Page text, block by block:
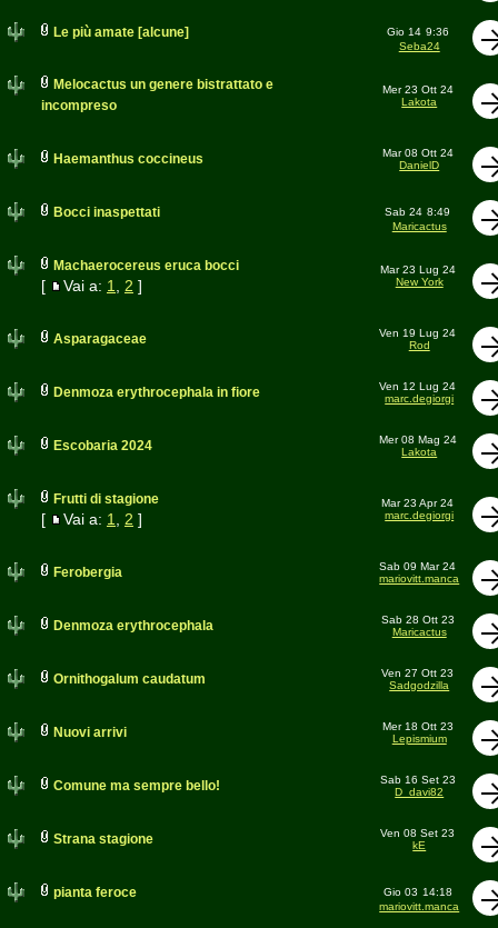
Le più amate [alcune] Gio 14 9:36
Seba24
Melocactus un genere bistrattato e
incompreso
Mer 23 Ott 24
Lakota
Haemanthus coccineus
Mar 08 Ott 24
DanielD
Bocci inaspettati Sab 24 8:49
Maricactus
Machaerocereus eruca bocci
[ Vai a: 1 2 ]
Mar 23 Lug 24
New York
Asparagaceae
Ven 19 Lug 24
Rod
Denmoza erythrocephala in fiore
Ven 12 Lug 24
marc.degiorgi
Escobaria 2024
Mer 08 Mag 24
Lakota
Frutti di stagione
[ Vai a: 1 2 ]
Mar 23 Apr 24
marc.degiorgi
Ferobergia
Sab 09 Mar 24
mariovitt.manca
Denmoza erythrocephala
Sab 28 Ott 23
Maricactus
Ornithogalum caudatum
Ven 27 Ott 23
Sadgodzilla
Nuovi arrivi
Mer 18 Ott 23
Lepismium
Comune ma sempre bello!
Sab 16 Set 23
D_davi82
Strana stagione
Ven 08 Set 23
kE
pianta feroce Gio 03 14:18
mariovitt.manca